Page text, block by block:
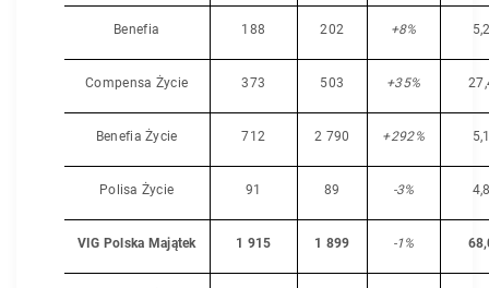
Benefia 188 202 +8%
Compensa Życie 373 503 +35%
Benefia Życie 712 2 790 +292%
Polisa Życie 91 89 -3%
VIG Polska Majątek 1 915 1 899 -1%